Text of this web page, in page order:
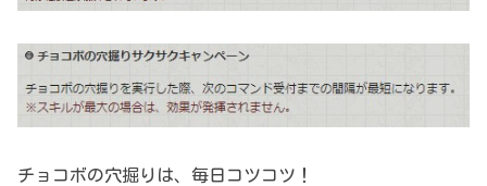
チョコボの穴掘りは、毎日コツコツ！